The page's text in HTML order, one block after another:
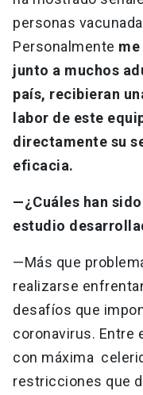
personas
Personalmente
junto a muchos
país, recibieran
labor de este
directamente su
eficacia.
—¿Cuáles han
estudio
—Más que
realizarse
desafíos que
coronavirus. Entre
con máxima
restricciones que